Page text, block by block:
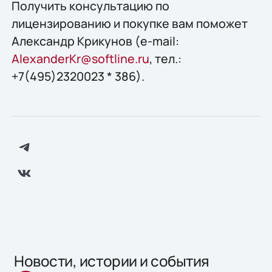
Получить конcультацию по
лицензированию и покупке вам поможет
Александр Крикунов (e-mail:
AlexanderKr@softline.ru, тел.:
+7(495)2320023 * 386).
Новости, истории и события